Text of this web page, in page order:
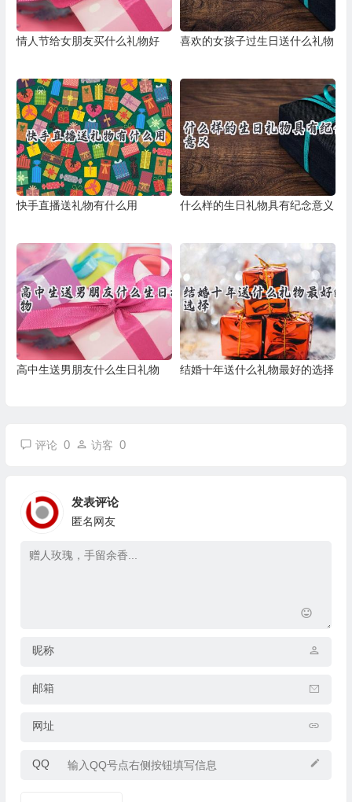
情人节给女朋友买什么礼物好 喜欢的女孩子过生日送什么礼物
快手直播送礼物有什么用 什么样的生日礼物具有纪念意义
高中生送男朋友什么生日礼物 结婚十年送什么礼物最好的选择
评论 0 访客 0
发表评论
匿名网友
昵称
邮箱
网址
QQ